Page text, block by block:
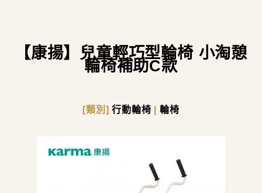
【康揚】兒童輕巧型輪椅 小淘憩
輪椅補助C款
[類別]行動輪椅 輪椅